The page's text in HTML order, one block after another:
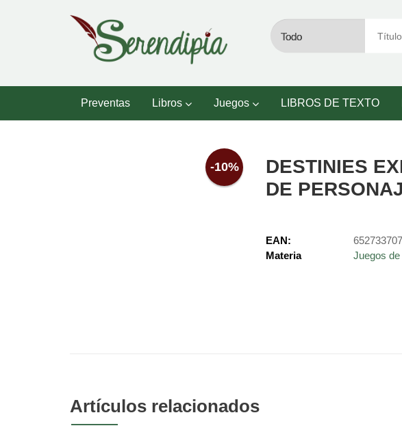
Preventas Libros Juegos LIBROS DE TEXTO
-10%
DESTINIES
DE
EAN:
Materia
Juegos
Artículos relacionados